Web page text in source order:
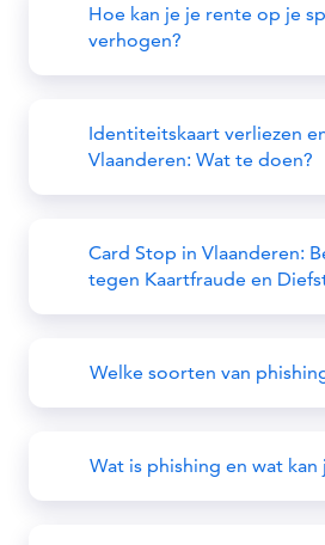
Hoe kan je je rente op je
verhogen?
Identiteitskaart verliezen
Vlaanderen: Wat te doen?
Card Stop in Vlaanderen:
tegen Kaartfraude en
Welke soorten van
Wat is phishing en wat kan